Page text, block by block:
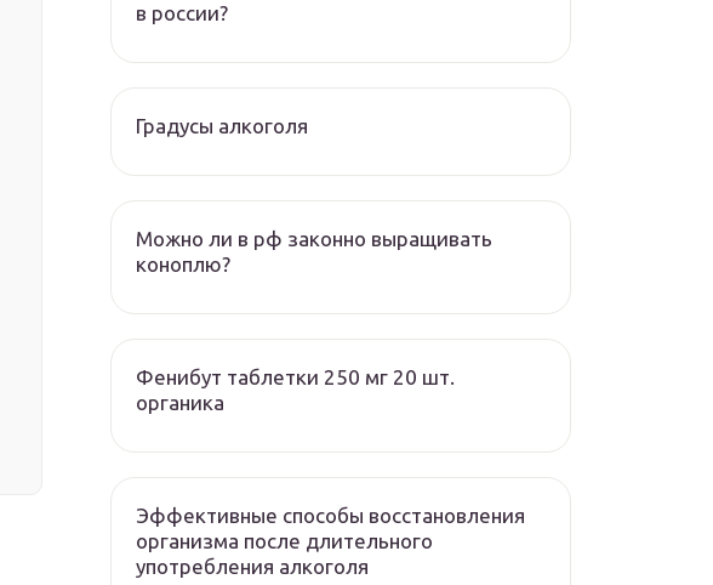
в россии?
Градусы алкоголя
Можно ли в рф законно выращивать
коноплю?
Фенибут таблетки 250 мг 20 шт.
органика
Эффективные способы восстановления
организма после длительного
употребления алкоголя